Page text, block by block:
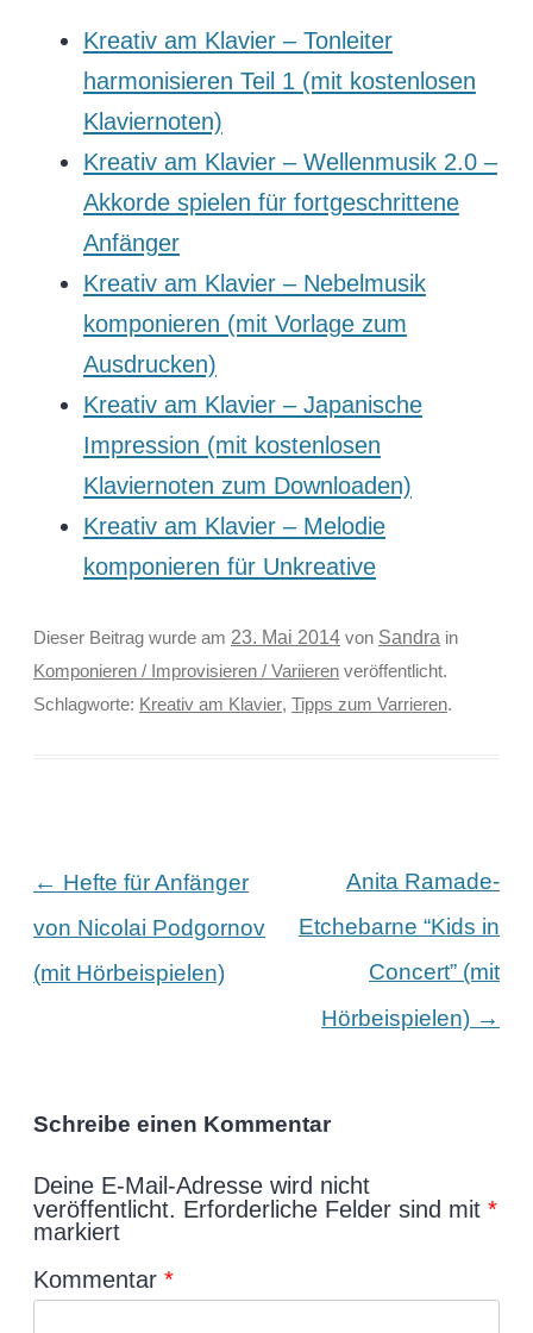
Kreativ am Klavier – Tonleiter
harmonisieren Teil 1 (mit kostenlosen
Klaviernoten)
Kreativ am Klavier – Wellenmusik 2.0 –
Akkorde spielen für fortgeschrittene
Anfänger
Kreativ am Klavier – Nebelmusik
komponieren (mit Vorlage zum
Ausdrucken)
Kreativ am Klavier – Japanische
Impression (mit kostenlosen
Klaviernoten zum Downloaden)
Kreativ am Klavier – Melodie
komponieren für Unkreative
Dieser Beitrag wurde am 23. Mai 2014von Sandra in
Komponieren / Improvisieren / Variierenveröffentlicht.
Schlagworte: Kreativ am Klavier, Tipps zum Varrieren.
Beitragsnavigation
← Hefte für Anfänger
von Nicolai Podgornov
(mit Hörbeispielen)
Anita Ramade-
Etchebarne “Kids in
Concert” (mit
Hörbeispielen) →
Schreibe einen Kommentar
Deine E-Mail-Adresse wird nicht
veröffentlicht. Erforderliche Felder sind mit *
markiert
Kommentar *